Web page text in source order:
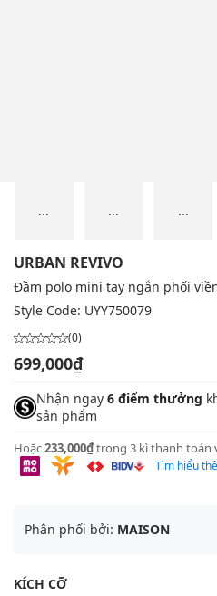
... ... ...
URBAN REVIVO
Đầm polo mini tay ngắn phối
Style Code: UYY750079
(0)
699,000₫
Nhận ngay 6 điểm thưởng
sản phẩm
Hoặc233,000₫trong 3 kì thanh toán
Tìm hiểu
Phân phối bởi: MAISON
KÍCH CỠ